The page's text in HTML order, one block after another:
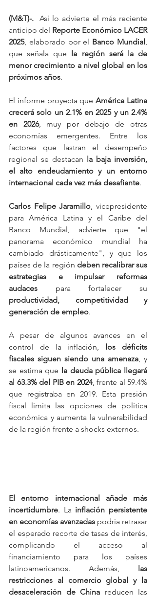
(M&T)-. Así lo advierte el más reciente
anticipo del Reporte Económico LACER
2025, elaborado por el Banco Mundial,
que señala que la región será la de
menor crecimiento a nivel global en los
próximos años.
El informe proyecta que América Latina
crecerá solo un 2.1% en 2025 y un 2.4%
en 2026, muy por debajo de otras
economías emergentes. Entre los
factores que lastran el desempeño
regional se destacan la baja inversión,
el alto endeudamiento y un entorno
internacional cada vez más desafiante.
Carlos Felipe Jaramillo, vicepresidente
para América Latina y el Caribe del
Banco Mundial, advierte que "el
panorama económico mundial ha
cambiado drásticamente", y que los
países de la región deben recalibrar sus
estrategias e impulsar reformas
audaces
productividad, competitividad y
generación de empleo.
A pesar de algunos avances en el
control de la inflación, los déficits
fiscales siguen siendo una amenaza, y
se estima que la deuda pública llegará
al 63.3% del PIB en 2024, frente al 59.4%
que registraba en 2019. Esta presión
fiscal limita las opciones de política
económica y aumenta la vulnerabilidad
de la región frente a shocks externos.
El entorno internacional añade más
incertidumbre. La inflación persistente
en economías avanzadas podría retrasar
el esperado recorte de tasas de interés,
complicando el acceso al
financiamiento para los países
latinoamericanos. Además, las
restricciones al comercio global y la
desaceleración de China reducen las